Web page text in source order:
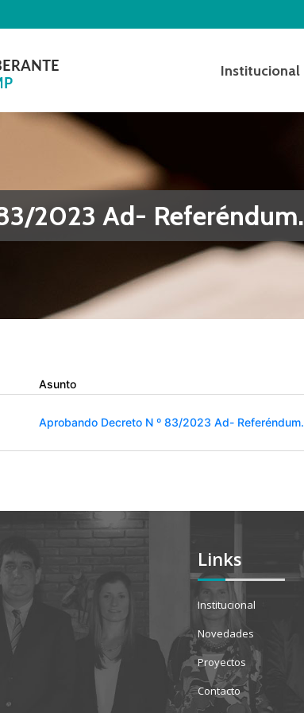
Institucional
2023 Ad- Referéndum.
Asunto
Aprobando Decreto N º 83/2023 Ad- Referéndum.
Links
Institucional
Novedades
Proyectos
Contacto